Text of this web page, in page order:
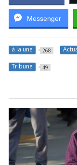
Messenger
à la une 268
Tribune 49